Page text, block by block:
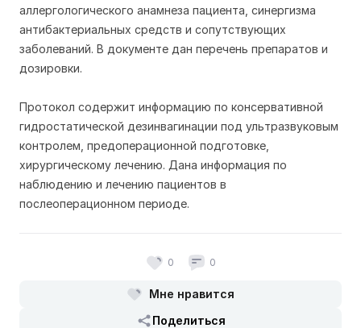
аллергологического анамнеза пациента, синергизма
антибактериальных средств и сопутствующих
заболеваний. В документе дан перечень препаратов и
дозировки.
Протокол содержит информацию по консервативной
гидростатической дезинвагинации под ультразвуковым
контролем, предоперационной подготовке,
хирургическому лечению. Дана информация по
наблюдению и лечению пациентов в
послеоперационном периоде.
0 0
Мне нравится
Поделиться